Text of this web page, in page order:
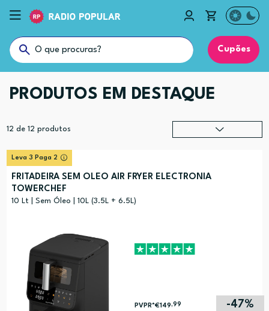
Cupões
PRODUTOS EM DESTAQUE
12 de 12 produtos
Leva 3 Paga 2
FRITADEIRA SEM OLEO AIR FRYER ELECTRONIA
TOWERCHEF
10 Lt | Sem Óleo | 10L (3.5L + 6.5L)
-47%
PVPR*€149 ,99